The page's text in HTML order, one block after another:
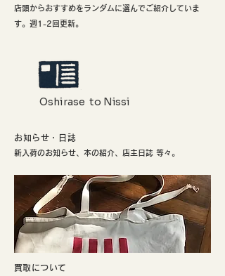
店頭からおすすめをランダムに選んでご紹介していま
す。週1-2回更新。
Oshirase to Nissi
お知らせ・日誌
新入荷のお知らせ、本の紹介、店主日誌 等々。
​買取について